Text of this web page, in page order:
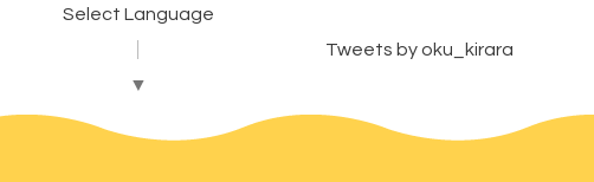
Select Language
▼
Tweets by oku_kirara